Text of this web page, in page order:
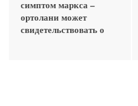
симптом маркса –
ортолани может
свидетельствовать о